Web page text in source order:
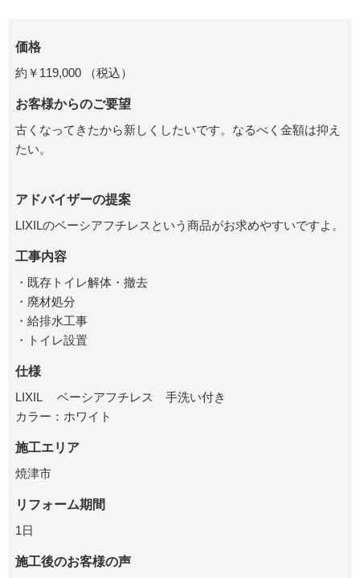
価格
約￥ 119,000（税込）
お客様からのご要望
古くなってきたから新しくしたいです。なるべく 金額は抑え
たい。
アドバイザーの提案
LIXILのベーシアフチレスという商品がお求めやすいですよ。
工事内容
・既存トイレ解体・撤去
・廃材処分
・給排水工事
・トイレ設置
仕様
LIXIL ベーシアフチレス 手洗い付き
カラー：ホワイト
施工エリア
焼津市
リフォーム期間
1日
施工後のお客様の声